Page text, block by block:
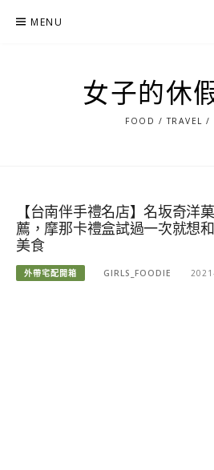
MENU
女子的休
FOOD / TRAVEL /
【台南伴手禮名店】名坂奇洋
薦，摩那卡禮盒試過一次就想
美食
外帶宅配開箱 GIRLS_FOODIE